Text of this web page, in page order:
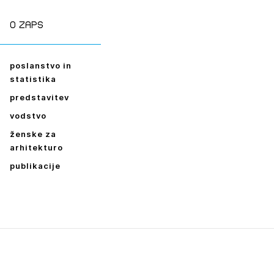
O zaps
poslanstvo in
statistika
predstavitev
vodstvo
ženske za
arhitekturo
publikacije